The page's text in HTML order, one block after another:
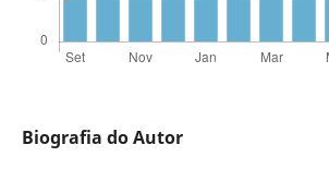
Biografia do Autor